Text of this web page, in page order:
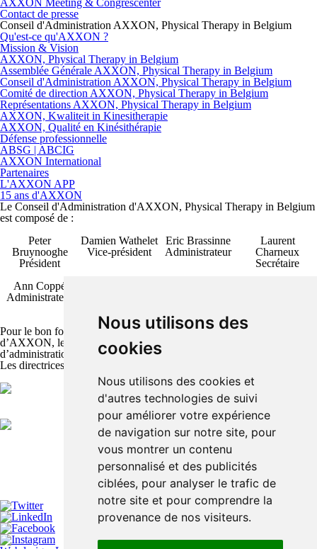
Nous utilisons des
cookies
Nous utilisons des cookies et
d'autres technologies de suivi
pour améliorer votre expérience
de navigation sur notre site, pour
vous montrer un contenu
personnalisé et des publicités
ciblées, pour analyser le trafic de
notre site et pour comprendre la
provenance de nos visiteurs.
AXXON Meeting & Congrescenter
Contact de presse
Conseil d'Administration AXXON, Physical Therapy in Belgium
Qu'est-ce qu'AXXON ?
Mission & Vision
AXXON, Physical Therapy in Belgium
Assemblée Générale AXXON, Physical Therapy in Belgium
Conseil d'Administration AXXON, Physical Therapy in Belgium
Comité de direction AXXON, Physical Therapy in Belgium
Représentations AXXON, Physical Therapy in Belgium
AXXON, Kwaliteit in Kinesitherapie
AXXON, Qualité en Kinésithérapie
Défense professionnelle
ABSG | ABCIG
AXXON International
Partenaires
L'AXXON APP
15 ans d'AXXON
Le Conseil d'Administration d'AXXON, Physical Therapy in Belgium
est composé de :​
Peter
Bruynooghe
Président
Damien Wathelet
Vice-président
Eric Brassinne
Administrateur
Laurent
Charneux
Secrétaire
Ann Coppé
Administrateur
Affaires Sociales
Pour le bon fonctionnement entre les différentes composantes
d’AXXON, les directrices des ailes s’ajoutent au conseil
d’administration d'AXXON, Physical Therapy in Belgium.
Les directrices générales ont un vote consultatif.